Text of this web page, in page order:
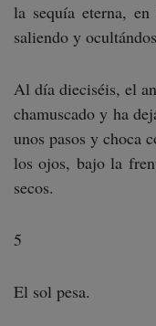
la sequía eterna,
saliendo y
Al día dieciséis, el
chamuscado y ha
unos pasos y choca
los ojos, bajo la
secos.
5
El sol pesa.